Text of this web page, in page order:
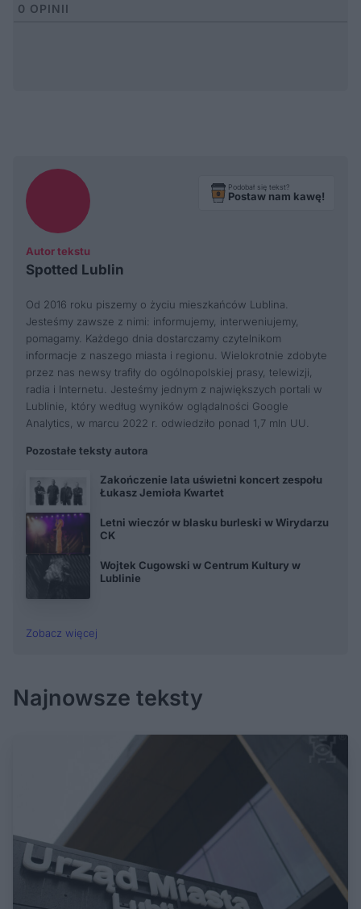
0 OPINII
Autor tekstu
Spotted Lublin
Podobał się tekst?
Postaw nam kawę!
Od 2016 roku piszemy o życiu mieszkańców Lublina.
Jesteśmy zawsze z nimi: informujemy, interweniujemy,
pomagamy. Każdego dnia dostarczamy czytelnikom
informacje z naszego miasta i regionu. Wielokrotnie zdobyte
przez nas newsy trafiły do ogólnopolskiej prasy, telewizji,
radia i Internetu. Jesteśmy jednym z największych portali w
Lublinie, który według wyników oglądalności Google
Analytics, w marcu 2022 r. odwiedziło ponad 1,7 mln UU.
Pozostałe teksty autora
Zakończenie lata uświetni koncert zespołu
Łukasz Jemioła Kwartet
Letni wieczór w blasku burleski w Wirydarzu
CK
Wojtek Cugowski w Centrum Kultury w
Lublinie
Zobacz więcej
Najnowsze teksty